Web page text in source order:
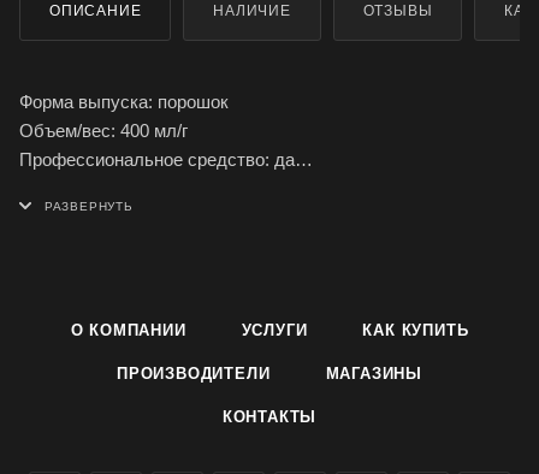
ОПИСАНИЕ НАЛИЧИЕ ОТЗЫВЫ
Форма выпуска: порошок
Объем/вес: 400 мл/г
Профессиональное средство: да
удаление жира и въевшейся грязи, удаление ржавчины
О КОМПАНИИ УСЛУГИ КАК КУПИТЬ
ПРОИЗВОДИТЕЛИ МАГАЗИНЫ
КОНТАКТЫ